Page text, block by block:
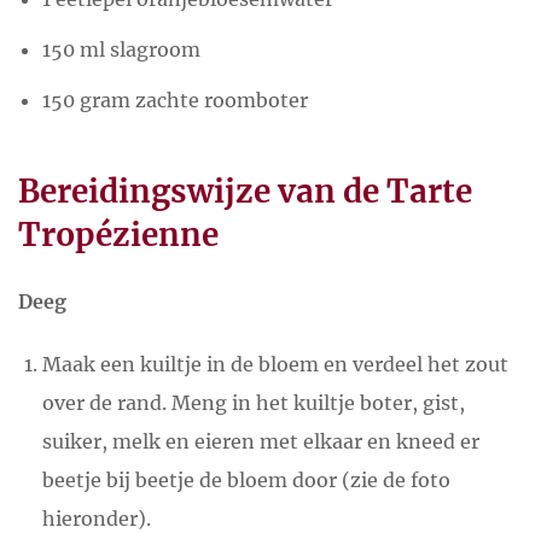
150 ml slagroom
150 gram zachte roomboter
Bereidingswijze van de Tarte
Tropézienne
Deeg
Maak een kuiltje in de bloem en verdeel het zout
over de rand. Meng in het kuiltje boter, gist,
suiker, melk en eieren met elkaar en kneed er
beetje bij beetje de bloem door (zie de foto
hieronder).